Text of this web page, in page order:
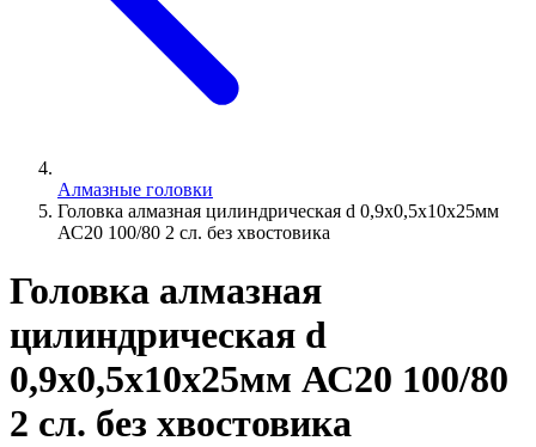
Алмазные головки
Головка алмазная цилиндрическая d 0,9х0,5х10х25мм
АС20 100/80 2 сл. без хвостовика
Головка алмазная
цилиндрическая d
0,9х0,5х10х25мм АС20 100/80
2 сл. без хвостовика